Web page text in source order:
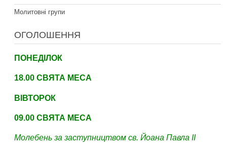
Молитовні групи
ОГОЛОШЕННЯ
ПОНЕДІЛОК
18.00 СВЯТА МЕСА
ВІВТОРОК
09.00 СВЯТА МЕСА
Молебень за заступництвом св. Йоана Павла ІІ